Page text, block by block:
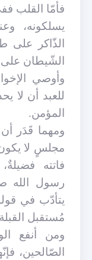
فأمّا القلب
يسلكونه،
الذّاكر
الشّيطان
وأوصي
للعبد أن لا
المؤمن.
ومهما قَدَر أن
مجلسٍ لا
فاتته
رسول الله
يتأدّب في
مُستقبل
ومن أنفع
الصّالحين،